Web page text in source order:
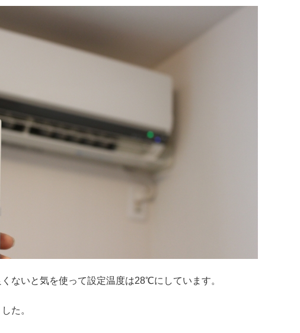
ないと気を使って設定温度は28℃にしています。
た。